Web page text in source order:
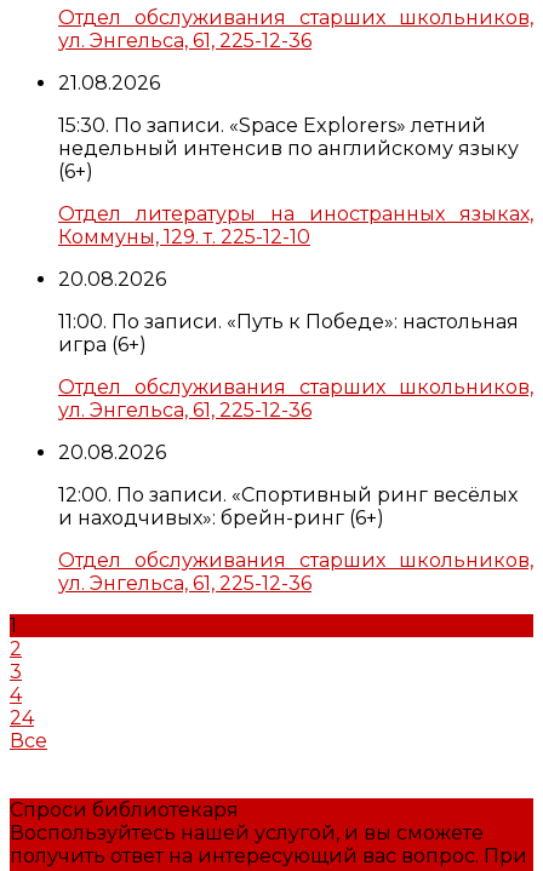
Отдел обслуживания старших школьников,
ул. Энгельса, 61, 225-12-36
21.08.2026
15:30. По записи. «Space Explorers» летний
недельный интенсив по английскому языку
(6+)
Отдел литературы на иностранных языках,
Коммуны, 129. т. 225-12-10
20.08.2026
11:00. По записи. «Путь к Победе»: настольная
игра (6+)
Отдел обслуживания старших школьников,
ул. Энгельса, 61, 225-12-36
20.08.2026
12:00. По записи. «Спортивный ринг весёлых
и находчивых»: брейн-ринг (6+)
Отдел обслуживания старших школьников,
ул. Энгельса, 61, 225-12-36
1
2
3
4
24
Все
Спроси библиотекаря
Воспользуйтесь нашей услугой, и вы сможете
получить ответ на интересующий вас вопрос. При